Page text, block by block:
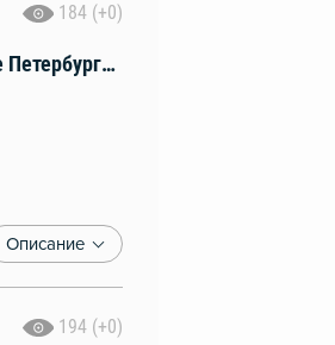
184 (+0)
Дизайнерская Евро-двушка в Сердце Петербурга с видом на закат
Описание
194 (+0)